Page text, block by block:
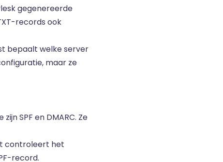
gegenereerde
records ook
bepaalt welke server
maar ze
SPF en DMARC. Ze
controleert het
record.